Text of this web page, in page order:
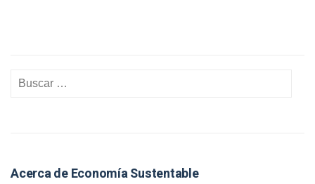
Acerca de Economía Sustentable